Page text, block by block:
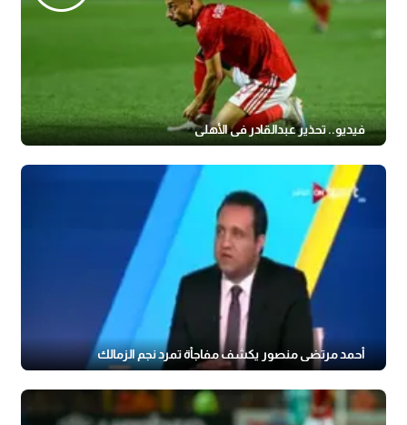
فيديو.. تحذير عبدالقادر في الأهلي
أحمد مرتضى منصور يكشف مفاجأة تمرد نجم الزمالك